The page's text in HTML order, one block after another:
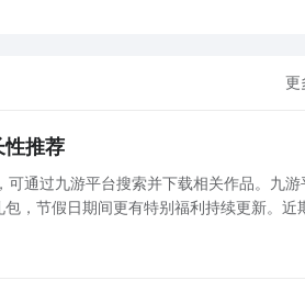
更
性推荐
通过九游平台搜索并下载相关作品。九游
，节假日期间更有特别福利持续更新。近